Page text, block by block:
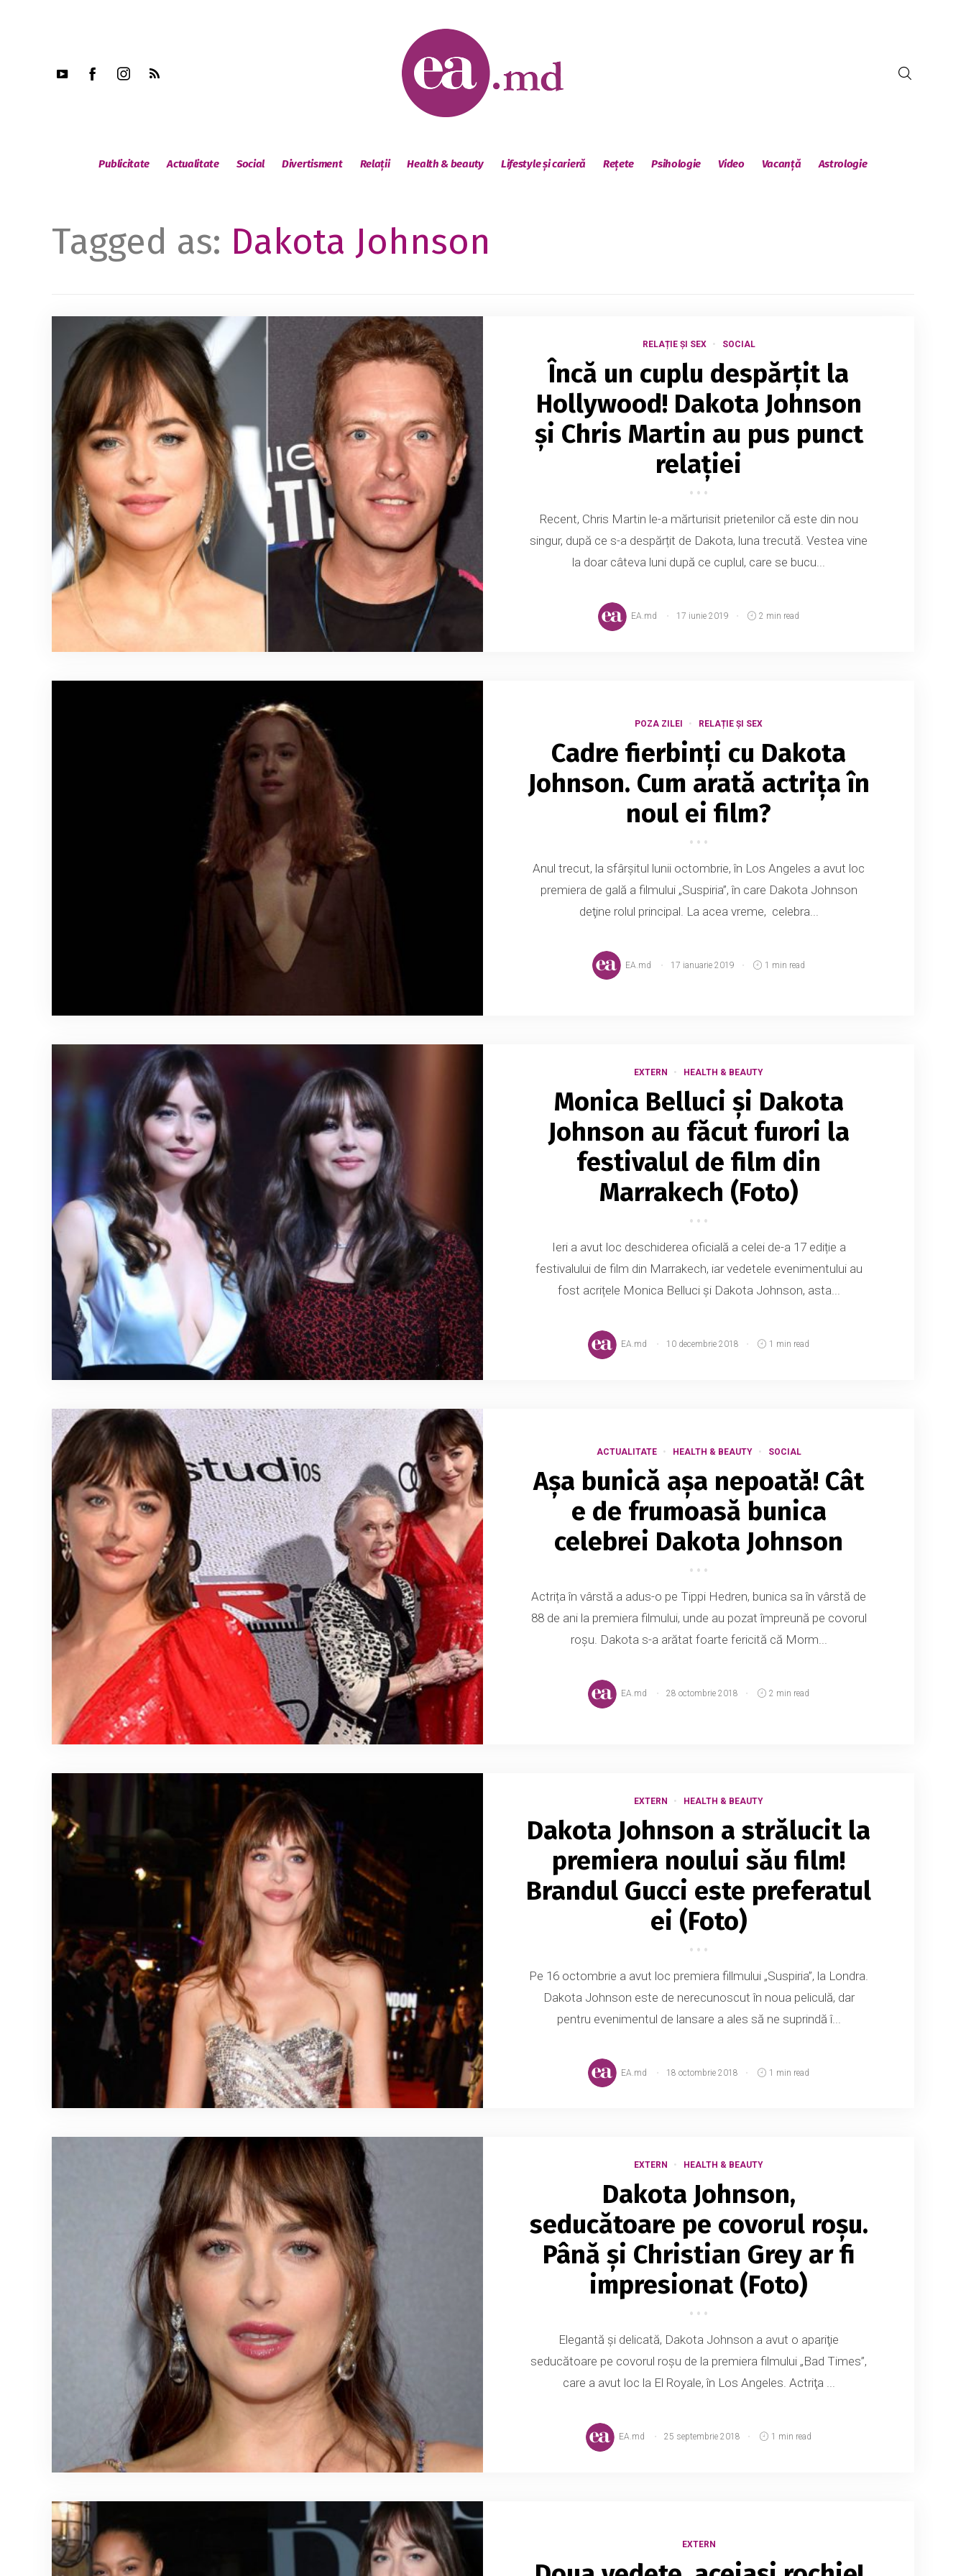
Publicitate Actualitate Social Divertisment Relații Health & beauty Lifestyle și carieră Rețete Psihologie Video Vacanță Astrologie
Tagged as: Dakota Johnson
RELAȚIE ȘI SEX SOCIAL
Încă un cuplu despărțit la
Hollywood! Dakota Johnson
și Chris Martin au pus punct
relației
Recent, Chris Martin le-a mărturisit prietenilor că este din nou
singur, după ce s-a despărțit de Dakota, luna trecută. Vestea vine
la doar câteva luni după ce cuplul, care se bucu...
EA.md 17 iunie 2019 2 min read
POZA ZILEI RELAȚIE ȘI SEX
Cadre fierbinți cu Dakota
Johnson. Cum arată actrița în
noul ei film?
Anul trecut, la sfârşitul lunii octombrie, în Los Angeles a avut loc
premiera de gală a filmului „Suspiria”, în care Dakota Johnson
deţine rolul principal. La acea vreme, celebra...
EA.md 17 ianuarie 2019 1 min read
EXTERN HEALTH & BEAUTY
Monica Belluci și Dakota
Johnson au făcut furori la
festivalul de film din
Marrakech (Foto)
Ieri a avut loc deschiderea oficială a celei de-a 17 ediție a
festivalului de film din Marrakech, iar vedetele evenimentului au
fost acrițele Monica Belluci și Dakota Johnson, asta...
EA.md 10 decembrie 2018 1 min read
ACTUALITATE HEALTH & BEAUTY SOCIAL
Așa bunică așa nepoată! Cât
e de frumoasă bunica
celebrei Dakota Johnson
Actrița în vârstă a adus-o pe Tippi Hedren, bunica sa în vârstă de
88 de ani la premiera filmului, unde au pozat împreună pe covorul
roșu. Dakota s-a arătat foarte fericită că Morm...
EA.md 28 octombrie 2018 2 min read
EXTERN HEALTH & BEAUTY
Dakota Johnson a strălucit la
premiera noului său film!
Brandul Gucci este preferatul
ei (Foto)
Pe 16 octombrie a avut loc premiera fillmului „Suspiria”, la Londra.
Dakota Johnson este de nerecunoscut în noua peliculă, dar
pentru evenimentul de lansare a ales să ne suprindă î...
EA.md 18 octombrie 2018 1 min read
EXTERN HEALTH & BEAUTY
Dakota Johnson,
seducătoare pe covorul roșu.
Până și Christian Grey ar fi
impresionat (Foto)
Elegantă şi delicată, Dakota Johnson a avut o apariţie
seducătoare pe covorul roşu de la premiera filmului „Bad Times”,
care a avut loc la El Royale, în Los Angeles. Actriţa ...
EA.md 25 septembrie 2018 1 min read
EXTERN